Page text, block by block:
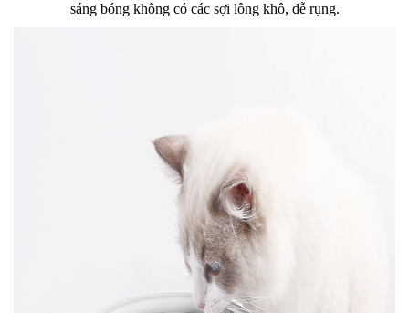
sáng bóng không có các sợi lông khô, dễ rụng.